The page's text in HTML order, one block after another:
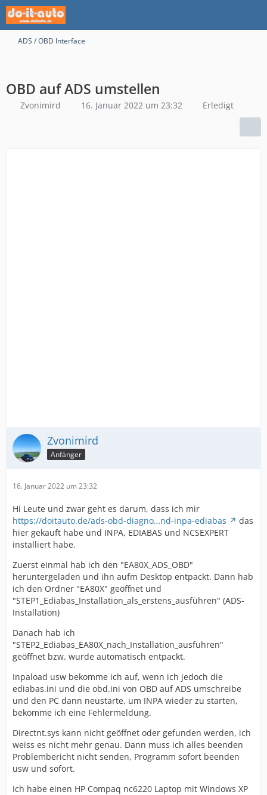
ADS / OBD Interface
OBD auf ADS umstellen
Zvonimird 16. Januar 2022 um 23:32 Erledigt
Zvonimird
Anfänger
16. Januar 2022 um 23:32
Hi Leute und zwar geht es darum, dass ich mir
https://doitauto.de/ads-obd-diagno…nd-inpa-ediabas
das
hier gekauft habe und INPA, EDIABAS und NCSEXPERT
installiert habe.
Zuerst einmal hab ich den "EA80X_ADS_OBD"
heruntergeladen und ihn aufm Desktop entpackt. Dann hab
ich den Ordner "EA80X" geöffnet und
"STEP1_Ediabas_Installation_als_erstens_ausführen" (ADS-
Installation)
Danach hab ich
"STEP2_Ediabas_EA80X_nach_Installation_ausfuhren"
geöffnet bzw. wurde automatisch entpackt.
Inpaload usw bekomme ich auf, wenn ich jedoch die
ediabas.ini und die obd.ini von OBD auf ADS umschreibe
und den PC dann neustarte, um INPA wieder zu starten,
bekomme ich eine Fehlermeldung.
Directnt.sys kann nicht geöffnet oder gefunden werden, ich
weiss es nicht mehr genau. Dann muss ich alles beenden
Problembericht nicht senden, Programm sofort beenden
usw und sofort.
Ich habe einen HP Compaq nc6220 Laptop mit Windows XP